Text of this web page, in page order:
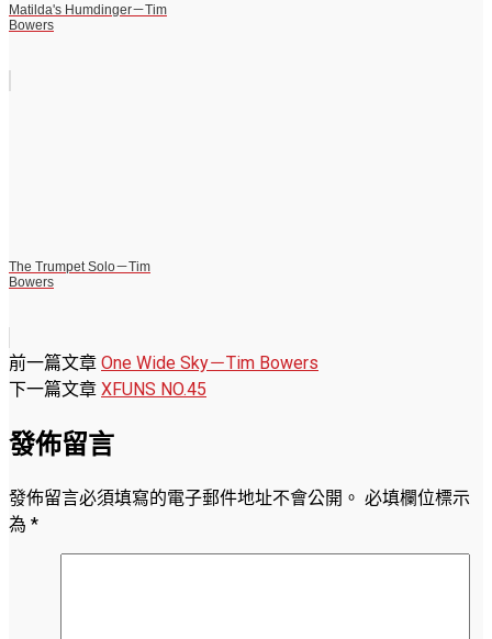
Matilda's Humdinger－Tim
Bowers
The Trumpet Solo－Tim
Bowers
前一篇文章 One Wide Sky－Tim Bowers
下一篇文章 XFUNS NO.45
發佈留言
發佈留言必須填寫的電子郵件地址不會公開。 必填欄位標示
為 *